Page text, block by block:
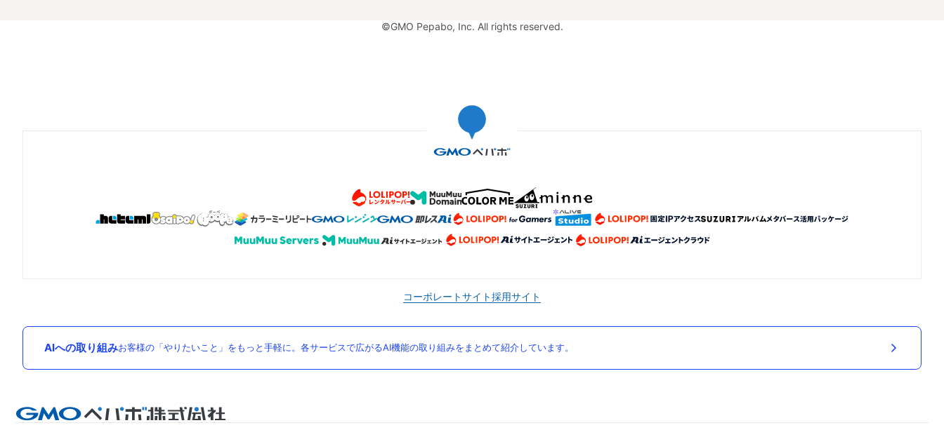
©GMO Pepabo, Inc. All rights reserved.
コーポレートサイト採用サイト
AIへの取り組みお客様の「やりたいこと」をもっと手軽に。各サービスで広がるAI機能の取り組みをまとめて紹介しています。